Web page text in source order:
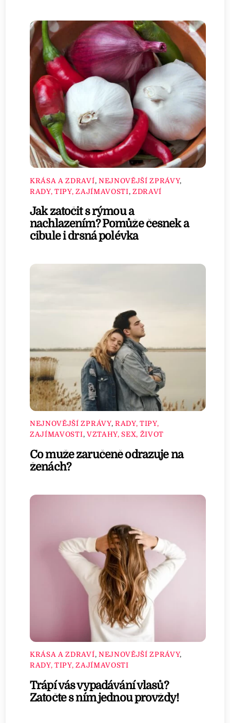
KRÁSA A ZDRAVÍ, NEJNOVĚJŠÍ ZPRÁVY,
RADY, TIPY, ZAJÍMAVOSTI, ZDRAVÍ
Jak zatočit s rýmou a
nachlazením? Pomůže česnek a
cibule i drsná polévka
NEJNOVĚJŠÍ ZPRÁVY, RADY, TIPY,
ZAJÍMAVOSTI, VZTAHY, SEX, ŽIVOT
Co muže zaručeně odrazuje na
ženách?
KRÁSA A ZDRAVÍ, NEJNOVĚJŠÍ ZPRÁVY,
RADY, TIPY, ZAJÍMAVOSTI
Trápí vás vypadávání vlasů?
Zatočte s ním jednou provždy!